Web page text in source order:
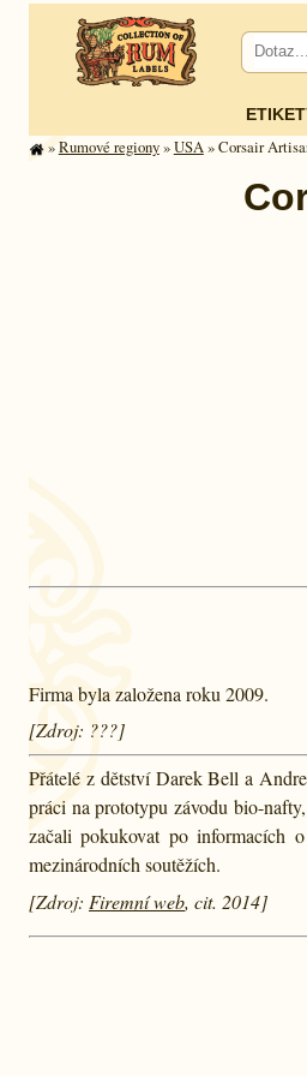
»Rumové regiony»USA» Corsair
Firma byla založena roku 2009.
[Zdroj: ???]
Přátelé z dětství Darek Bell a
práci na prototypu závodu bio-
začali pokukovat po informacích
mezinárodních soutěžích.
[Zdroj: Firemní web, cit. 2014]